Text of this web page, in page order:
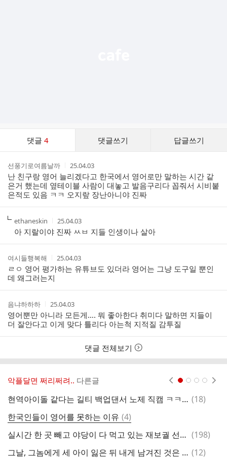
댓글 4 댓글쓰기 답글쓰기
작
성
자
선풍기로여름날까
작
성
시
간
25.04.03
난 친구랑 영어 늘리겠다고 한국에서 영어로만 말하는 시간 같
은거 했는데 옆테이블 사람이 대놓고 발음구리다 꼽줘서 시비붙
은적도 있음 ㅋㅋ 오지랖 장난아니야 진짜
작
성
자
ethaneskin
작
성
시
간
25.04.03
아 지랄이야 진짜 ㅆㅂ 지들 인생이나 살아
작
성
자
여시들행복해
작
성
시
25.04.03
ㄹㅇ 영어 평가하는 유튜브도 있더라 영어는 그냥 도구일 뿐인
데 왜그러는지
작
성
자
음냐하하하
작
성
시
간
25.04.03
영어뿐만 아니라 모든게…. 뭐 좋아한다 취미다 말하면 지들이
더 잘안다고 이게 맞다 틀리다 아는척 지적질 감투질
댓글 전체보기
악플달면 쩌리쩌려.. 다른글
현역아이돌 같다는 길티 백업댄서 노제 직캠 ㅋㅋㅋㅋ 댓
(18)
한국인들이 영어를 못하는 이유 댓
글
(4)
실시간 한 곳 빼고 야당이 다 먹고 있는 재보궐 선거 결과 ㄷㄷ.JPG 댓
(198)
그날, 그놈에게 세 아이 잃은 뒤 내게 남겨진 것은 지옥같은 삶 댓
(12)